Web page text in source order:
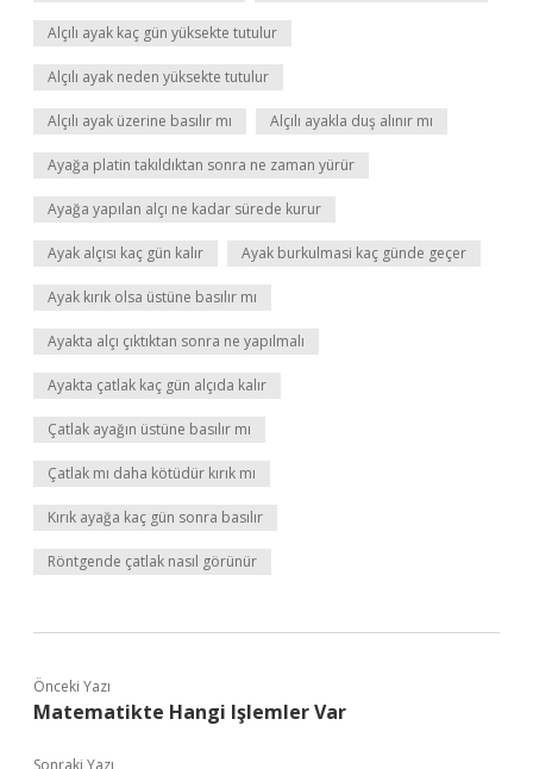
Alçılı ayak kaç gün yüksekte tutulur
Alçılı ayak neden yüksekte tutulur
Alçılı ayak üzerine basılır mı Alçılı ayakla duş alınır mı
Ayağa platin takıldıktan sonra ne zaman yürür
Ayağa yapılan alçı ne kadar sürede kurur
Ayak alçısı kaç gün kalır Ayak burkulmasi kaç günde geçer
Ayak kırık olsa üstüne basılır mı
Ayakta alçı çıktıktan sonra ne yapılmalı
Ayakta çatlak kaç gün alçıda kalır
Çatlak ayağın üstüne basılır mı
Çatlak mı daha kötüdür kırık mı
Kırık ayağa kaç gün sonra basılır
Röntgende çatlak nasıl görünür
Önceki Yazı
Matematikte Hangi Işlemler Var
Sonraki Yazı